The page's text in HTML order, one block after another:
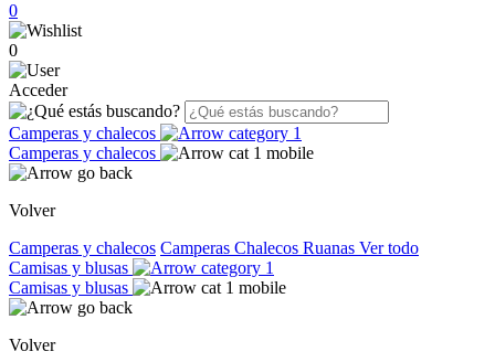
0
0
Acceder
Camperas y chalecos
Camperas y chalecos
Volver
Camperas y chalecos Camperas Chalecos Ruanas Ver todo
Camisas y blusas
Camisas y blusas
Volver